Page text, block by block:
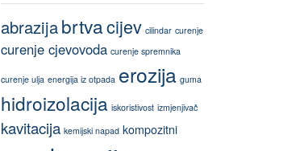
abrazijabrtvacijev cilindar curenje
curenje cjevovoda curenje spremnika
curenje ulja energija iz otpada erozija guma
hidroizolacija iskoristivost izmjenjivač
kavitacija kemijski napad kompozitni